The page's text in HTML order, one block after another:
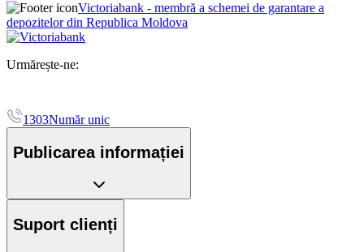
Victoriabank - membră a schemei de garantare a
depozitelor din Republica Moldova
Urmărește-ne:
1303Număr unic
Publicarea informației
Suport clienți